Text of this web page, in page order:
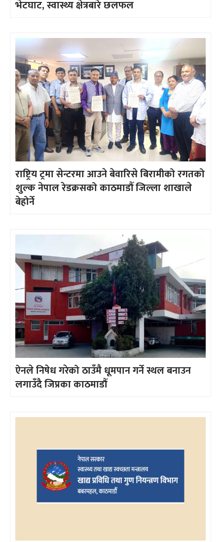
भेटघाट, स्वास्थ्य क्षेत्रबारे छलफल
राष्ट्रिय ट्रमा सेन्टरमा आउने बेवारिसे बिरामीको रगतको
शुल्क नेपाल रेडक्रसको काठमाडौँ जिल्ला शाखाले
बेहोर्ने
ऐनले निषेध गरेको ठाउँमै धूमपान गर्ने स्थल बनाउन
लगाउँदै जिप्रका काठमाडौँ